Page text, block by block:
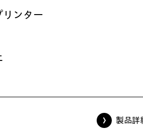
リンター
製品詳